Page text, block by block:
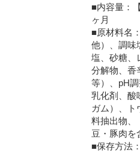
■内容量：
ヶ月
■原材料名
他）、調味
塩、砂糖、
分解物、香
等）、pH調
乳化剤、酸
ガム）、ト
料抽出物、
豆・豚肉を
■保存方法